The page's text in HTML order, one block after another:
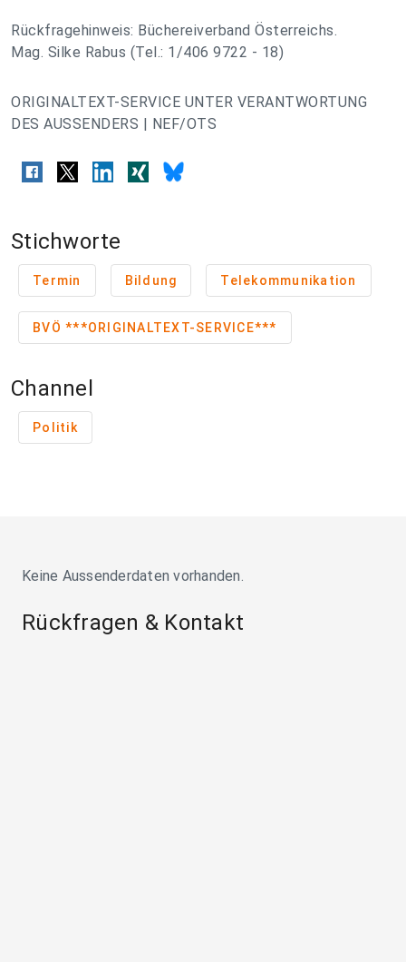
Rückfragehinweis: Büchereiverband Österreichs.
Mag. Silke Rabus (Tel.: 1/406 9722 - 18)
ORIGINALTEXT-SERVICE UNTER VERANTWORTUNG
DES AUSSENDERS | NEF/OTS
Stichworte
Termin Bildung Telekommunikation
BVÖ ***ORIGINALTEXT-SERVICE***
Channel
Politik
Keine Aussenderdaten vorhanden.
Rückfragen & Kontakt